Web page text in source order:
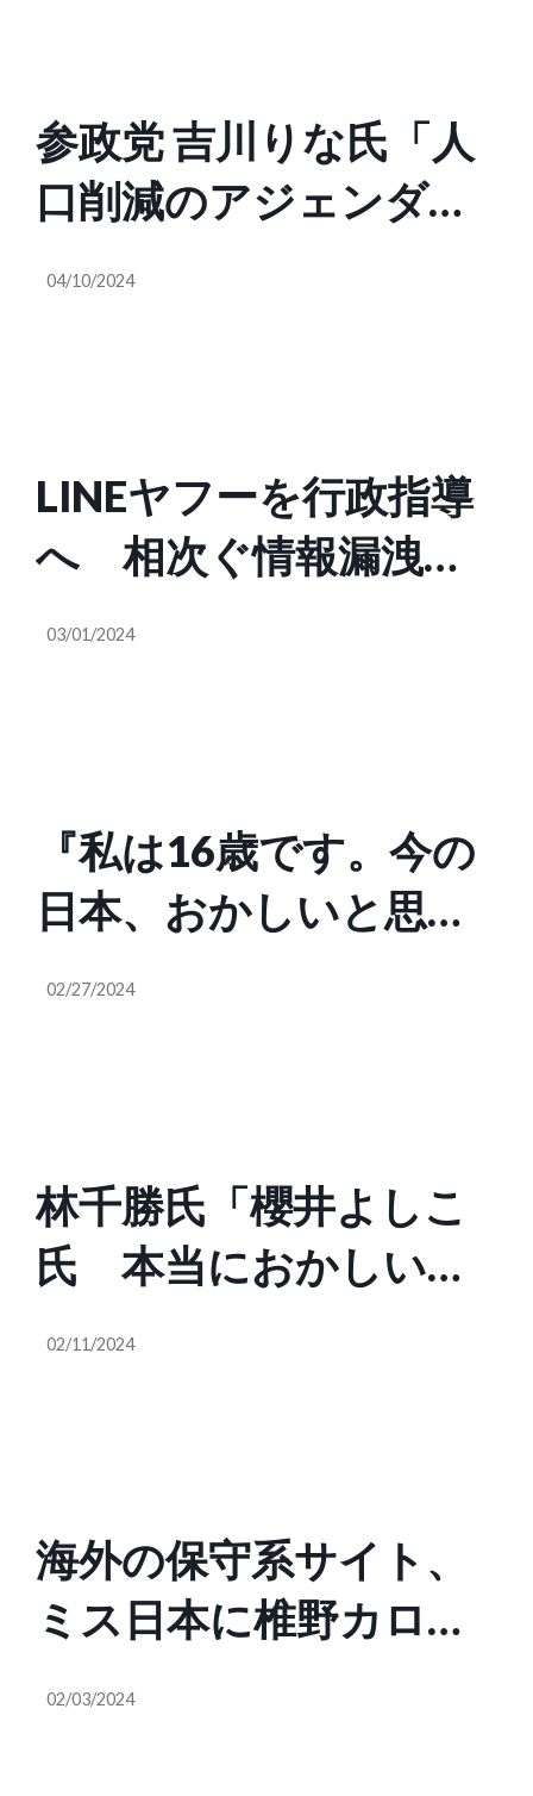
じゃ怖い。戦争は爺さ
んが始めて、おっさん
が命令し、若者たちが
系。外国人用に外資系
ホテルを誘致し、儲け
るのは外国人、安月給
めているのは岸田文
雄。売国ペアー」
参政党 吉川りな氏「人
口削減のアジェンダが
広がっています。食料
シの話もありましたよ
ね？頭おかしいんです
か？昔からある大豆を
はやらないんです
か？」
04/10/2024
LINEヤフーを行政指導
へ 相次ぐ情報漏洩で
総務省 SNS「LINEと
からね」
03/01/2024
『私は16歳です。今の
日本、おかしいと思っ
てます。日本人の為の
行動すればいいじゃな
いですか？なんで今の
日本人、行動しないん
02/27/2024
林千勝氏「櫻井よしこ
氏 本当におかしいぞ
!」
02/11/2024
海外の保守系サイト、
ミス日本に椎野カロリ
ーナさんが選ばれた事
02/03/2024